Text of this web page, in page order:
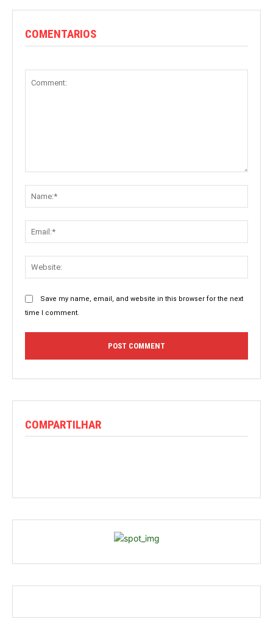
COMENTARIOS
Save my name, email, and website in this browser for the next
time I comment.
COMPARTILHAR